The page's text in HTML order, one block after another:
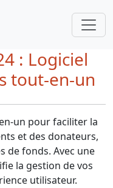
: Logiciel
tout-en-un
un pour faciliter la
et des donateurs,
de fonds. Avec une
la gestion de vos
utilisateur.